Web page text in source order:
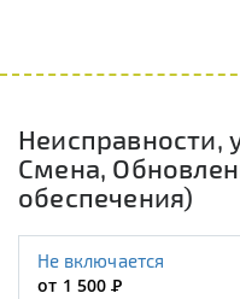
Неисправности,
Смена,
обеспечения)
Не включается
от 1 500Р